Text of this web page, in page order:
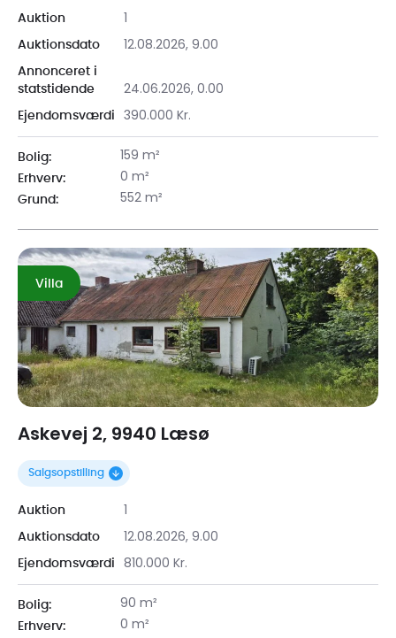
Auktion 1
Auktionsdato 12.08.2026, 9.00
Annonceret i
statstidende
24.06.2026, 0.00
Ejendomsværdi 390.000 Kr.
Bolig: 159 m²
Erhverv: 0 m²
Grund: 552 m²
Villa
Askevej 2, 9940 Læsø
Salgsopstilling
Auktion 1
Auktionsdato 12.08.2026, 9.00
Ejendomsværdi 810.000 Kr.
Bolig: 90 m²
Erhverv: 0 m²